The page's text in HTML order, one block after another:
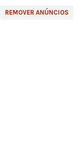
REMOVER ANÚNCIOS